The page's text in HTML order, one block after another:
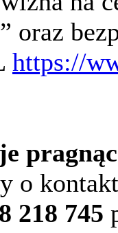
oraz
https://
o
218 745